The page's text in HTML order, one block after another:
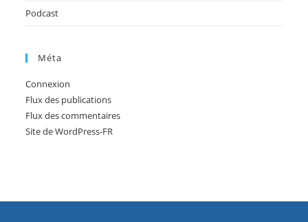
Podcast
Méta
Connexion
Flux des publications
Flux des commentaires
Site de WordPress-FR